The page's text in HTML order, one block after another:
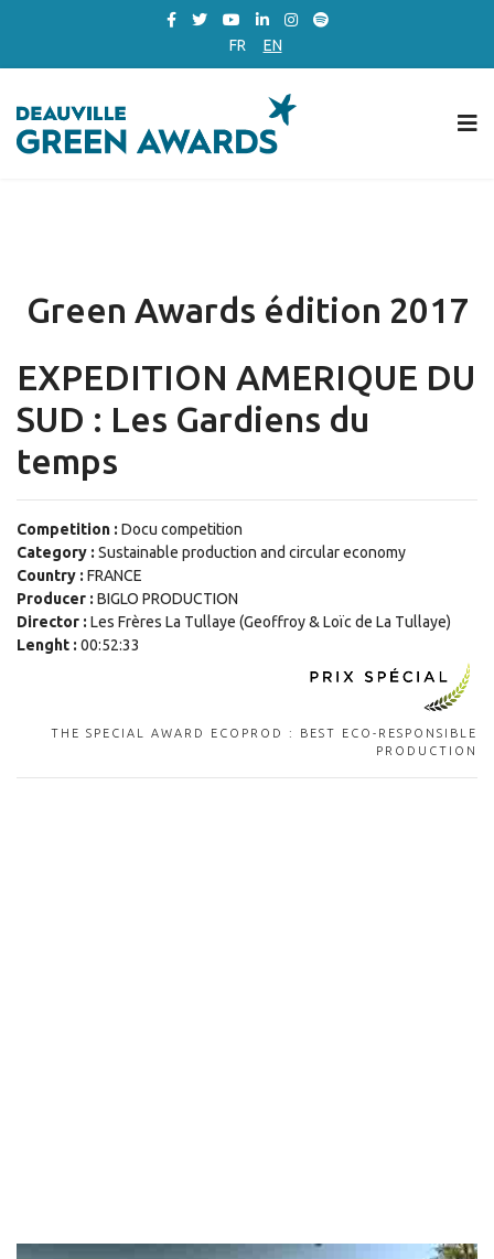
FR EN
Green Awards édition 2017
EXPEDITION AMERIQUE DU
SUD : Les Gardiens du
temps
Competition : Docu competition
Category : Sustainable production and circular economy
Country : FRANCE
Producer : BIGLO PRODUCTION
Director : Les Frères La Tullaye (Geoffroy & Loïc de La Tullaye)
Lenght : 00:52:33
THE SPECIAL AWARD ECOPROD : BEST ECO-RESPONSIBLE
PRODUCTION